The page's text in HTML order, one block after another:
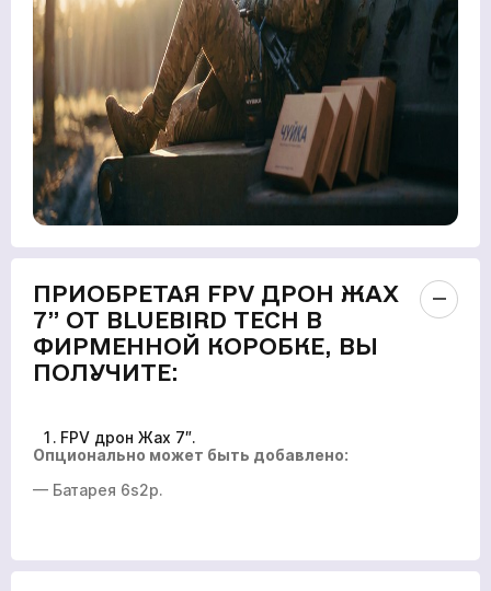
ПРИОБРЕТАЯ FPV ДРОН ЖАХ
7” ОТ BLUEBIRD TECH В
ФИРМЕННОЙ КОРОБКЕ, ВЫ
ПОЛУЧИТЕ:
FPV дрон Жах 7″.
Опционально может быть добавлено:
— Батарея 6s2p.